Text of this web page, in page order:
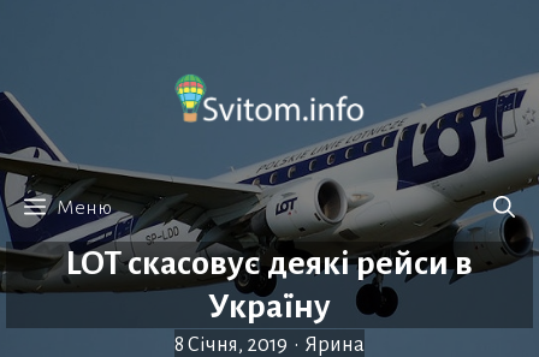
Меню
LOT скасовує деякі рейси в
Україну
8 Січня, 2019 • Ярина